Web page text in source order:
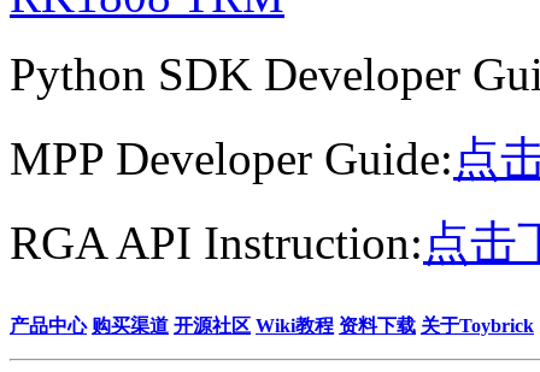
Python SDK Developer
MPP Developer Guide:点
RGA API Instruction:点击
产品中心 购买渠道 开源社区 Wiki教程 资料下载 关于Toybrick